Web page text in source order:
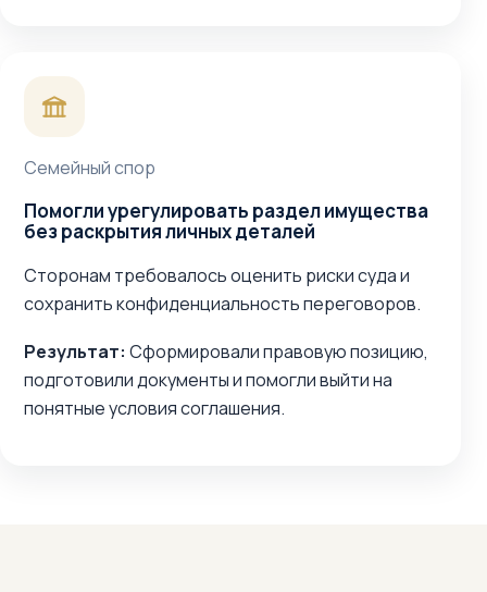
Семейный спор
Помогли урегулировать раздел имущества
без раскрытия личных деталей
Сторонам требовалось оценить риски суда и
сохранить конфиденциальность переговоров.
Результат: Сформировали правовую позицию,
подготовили документы и помогли выйти на
понятные условия соглашения.